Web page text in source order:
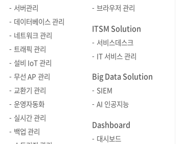
서버관리
데이터베이스 관리
네트워크 관리
트래픽 관리
설비 IoT 관리
무선 AP 관리
교환기 관리
운영자동화
실시간 관리
백업 관리
브라우저 관리
ITSM Solution
서비스데스크
IT 서비스 관리
Big Data Solution
SIEM
AI 인공지능
Dashboard
대시보드